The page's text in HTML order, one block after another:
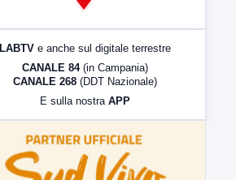
LabNews (Diretta)
LabNews (replica)
LABTV e anche sul digitale terrestre
CANALE 84 (in Campania)
CANALE 268 (DDT Nazionale)
E sulla nostra APP